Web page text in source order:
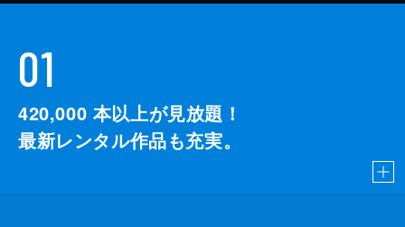
01
420,000 本以上が見放題！
最新レンタル作品も充実。